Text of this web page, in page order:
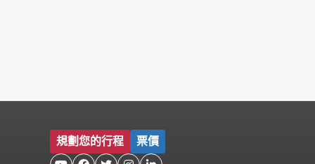
規劃您的行程 票價